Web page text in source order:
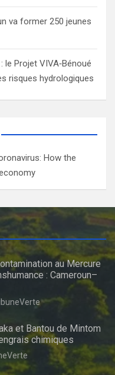
va former 250 jeunes
le Projet VIVA‑Bénoué
risques hydrologiques
How the
au Mercure
: Cameroun–
et Bantou de Mintom
chimiques